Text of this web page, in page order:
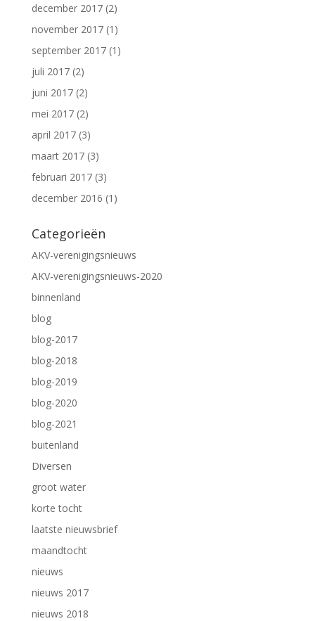
december 2017(2)
november 2017(1)
september 2017(1)
juli 2017(2)
juni 2017(2)
mei 2017(2)
april 2017(3)
maart 2017(3)
februari 2017(3)
december 2016 (1)
Categorieën
AKV-verenigingsnieuws
AKV-verenigingsnieuws-2020
binnenland
blog
blog-2017
blog-2018
blog-2019
blog-2020
blog-2021
buitenland
Diversen
groot water
korte tocht
laatste nieuwsbrief
maandtocht
nieuws
nieuws 2017
nieuws 2018